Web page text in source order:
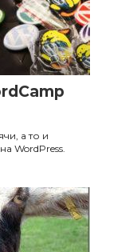
31
а то и
WordPress.